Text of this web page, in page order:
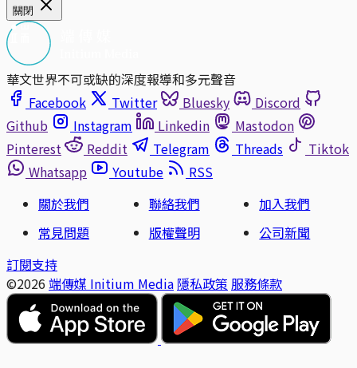
關閉
華文世界不可或缺的深度報導和多元聲音
Facebook
Twitter Bluesky
Discord
Github
Instagram Linkedin
Mastodon
Pinterest
Reddit Telegram Threads
Tiktok
Whatsapp
Youtube
RSS
關於我們
聯絡我們
加入我們
常見問題
版權聲明
公司新聞
訂閱支持
©2026 端傳媒 Initium Media 隱私政策 服務條款